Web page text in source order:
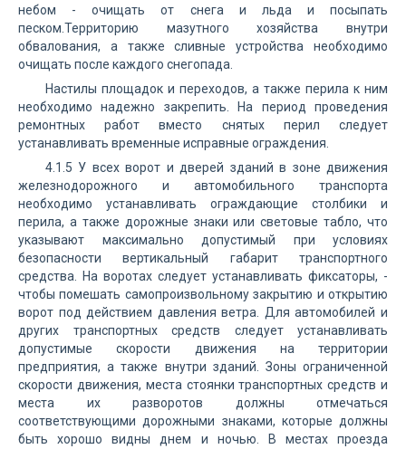
небом - очищать от снега и льда и посыпать
песком.Территорию мазутного хозяйства внутри
обвалования, а также сливные устройства необходимо
очищать после каждого снегопада.
Настилы площадок и переходов, а также перила к ним
необходимо надежно закрепить. На период проведения
ремонтных работ вместо снятых перил следует
устанавливать временные исправные ограждения.
4.1.5 У всех ворот и дверей зданий в зоне движения
железнодорожного и автомобильного транспорта
необходимо устанавливать ограждающие столбики и
перила, а также дорожные знаки или световые табло, что
указывают максимально допустимый при условиях
безопасности вертикальный габарит транспортного
средства. На воротах следует устанавливать фиксаторы, -
чтобы помешать самопроизвольному закрытию и открытию
ворот под действием давления ветра. Для автомобилей и
других транспортных средств следует устанавливать
допустимые скорости движения на территории
предприятия, а также внутри зданий. Зоны ограниченной
скорости движения, места стоянки транспортных средств и
места их разворотов должны отмечаться
соответствующими дорожными знаками, которые должны
быть хорошо видны днем и ночью. В местах проезда